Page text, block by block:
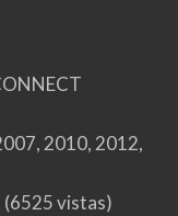
2010, 2012,
(6525 vistas)